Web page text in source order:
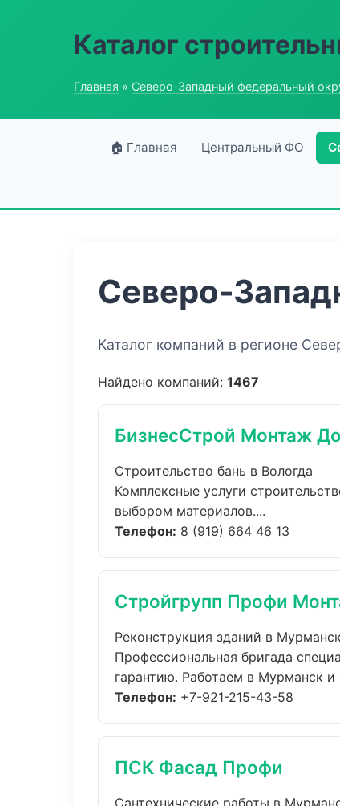
Каталог
Главная » Северо-Западный федеральный
🏠 Главная Центральный ФО
Северо-
Каталог компаний в регионе
Найдено компаний: 1467
БизнесСтрой Монтаж
Строительство бань в Вологда
Комплексные услуги
выбором материалов....
Телефон: 8 (919) 664 46 13
Стройгрупп Профи
Реконструкция зданий в Мурманск
Профессиональная бригада
гарантию. Работаем в Мурманск и
Телефон: +7-921-215-43-58
ПСК Фасад Профи
Сантехнические работы в